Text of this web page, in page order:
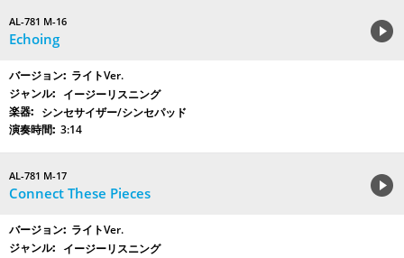
AL-781 M-16
Echoing
ライトVer.
イージーリスニング
シンセサイザー/シンセパッド
3:14
AL-781 M-17
Connect These Pieces
ライトVer.
イージーリスニング